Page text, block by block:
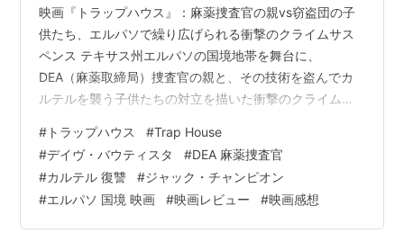
映画『トラップハウス』：麻薬捜査官の親vs窃盗団の子
供たち、エルパソで繰り広げられる衝撃のクライムサス
ペンス テキサス州エルパソの国境地帯を舞台に、
DEA（麻薬取締局）捜査官の親と、その技術を盗んでカ
ルテルを襲う子供たちの対立を描いた衝撃のクライムア
少年たちが、正義と犯罪の境界線を超えて暴走していく
様をリアルに描き出します。トラップハウスと呼ばれる
麻薬拠点を舞台に、家族の絆と隠蔽、そして報復の連鎖
が交錯する物語です。
# トラップハウス #Trap House
#デイヴ・バウティスタ #DEA 麻薬捜査官
#カルテル 復讐 #ジャック・チャンピオン
#エルパソ 国境 映画 #映画レビュー #映画感想